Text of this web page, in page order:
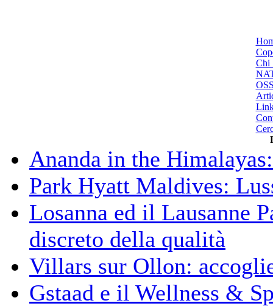
Chi
Ananda in the
Park Hyatt Maldives:
Losanna ed il Lausanne
discreto della qualità
Villars sur Ollon:
Gstaad e il Wellness &